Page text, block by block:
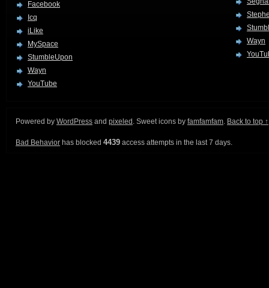
Facebook
Icq
iLike
MySpace
StumbleUpon
Wayn
YouTube
Wayn
Powered by WordPress and pixeled . Sweet icons by famfamfam. Back to top ↑
Bad Behavior has blocked 4439 access attempts in the last 7 days.